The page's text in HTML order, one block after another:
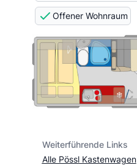
Offener Wohnraum
Weiterführende Links
Alle Pössl Kastenwagen